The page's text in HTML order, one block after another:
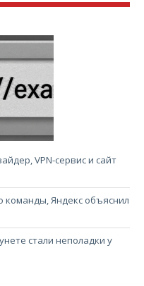
VPN-сервис и сайт
команды, Яндекс объяснил
стали неполадки у